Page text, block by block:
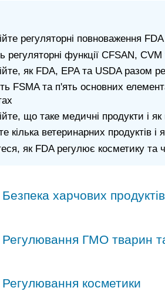
регуляторні повноваження
регуляторні функції CFSAN,
як FDA, EPA та USDA разом
FSMA та п'ять основних
що таке медичні продукти і
кілька ветеринарних продуктів і
як FDA регулює косметику та
харчових продуктів
ГМО тварин
косметики